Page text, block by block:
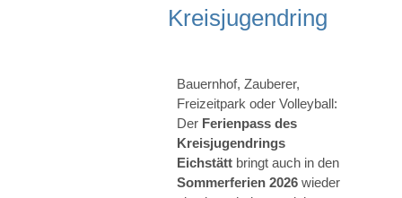
Kreisjugendring
Bauernhof, Zauberer,
Freizeitpark oder Volleyball:
Der Ferienpass des
Kreisjugendrings
Eichstättbringt auch in den
Sommerferien 2026wieder